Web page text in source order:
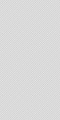
）